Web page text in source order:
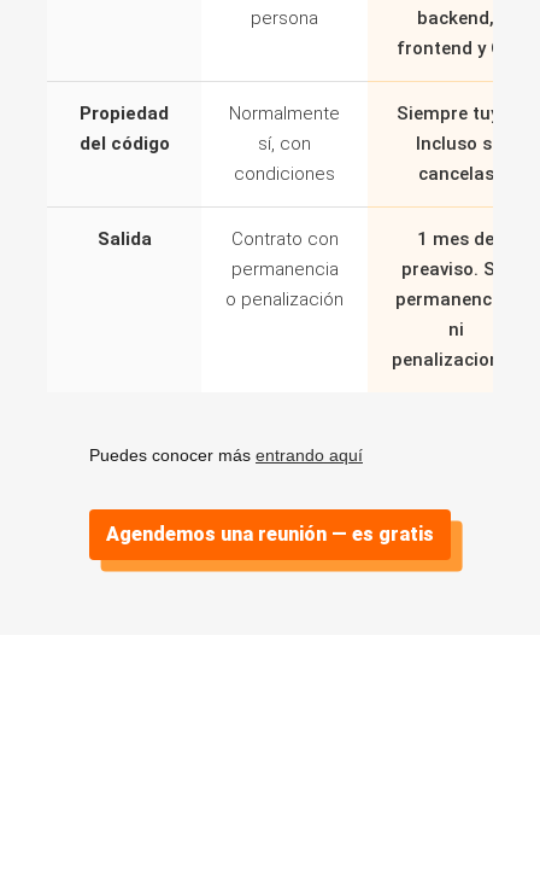
persona
backend,
frontend y QA
Propiedad
del código
Normalmente
sí, con
condiciones
Siempre tuyo.
Incluso si
cancelas
Salida
Contrato con
permanencia
o penalización
1 mes de
preaviso. Sin
permanencias
ni
penalizaciones
Puedes conocer más entrando aquí
Agendemos una reunión — es gratis